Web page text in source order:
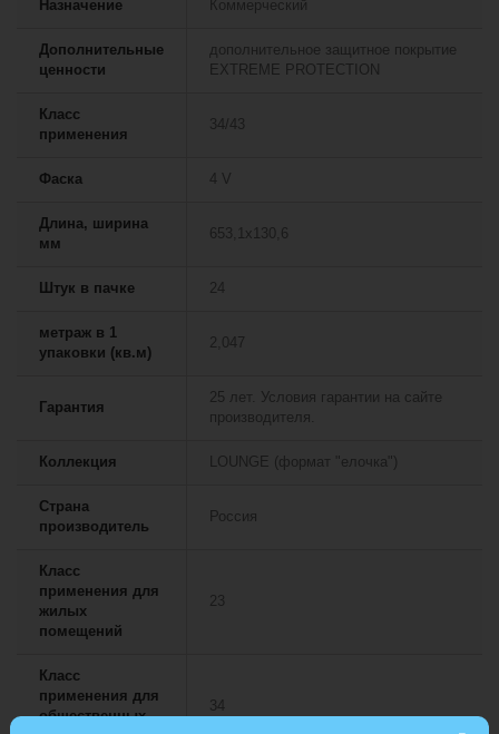
Назначение Коммерческий
Дополнительные
ценности
дополнительное защитное покрытие
EXTREME PROTECTION
Класс
применения
34/43
Фаска 4 V
Длина, ширина
мм
653,1х130,6
Штук в пачке 24
метраж в 1
упаковки (кв.м)
2,047
Гарантия
25 лет. Условия гарантии на сайте
производителя.
Коллекция LOUNGE (формат "елочка")
Страна
производитель
Россия
Класс
применения для
жилых
помещений
23
Класс
применения для
общественных
34